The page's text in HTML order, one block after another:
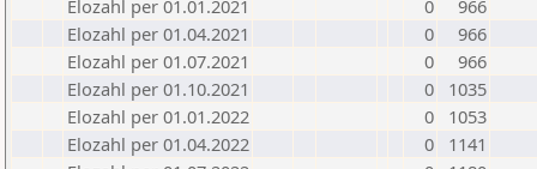
Elozahl per 01.01.2021
0
966
Elozahl per 01.04.2021
0
966
Elozahl per 01.07.2021
0
966
Elozahl per 01.10.2021
0
1035
Elozahl per 01.01.2022
0
1053
Elozahl per 01.04.2022
0
1141